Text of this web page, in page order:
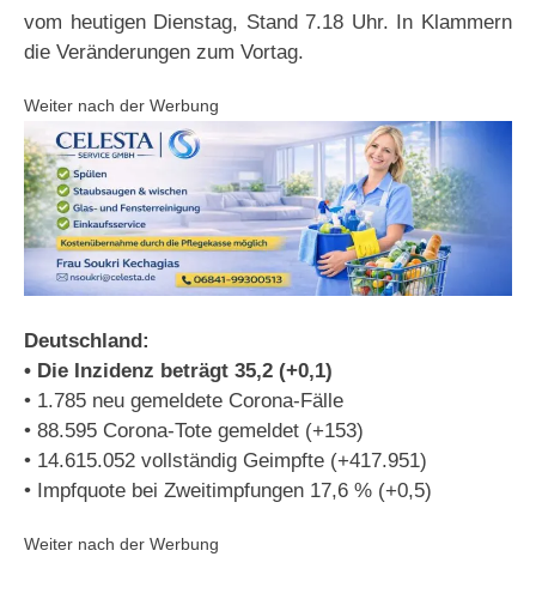
vom heutigen Dienstag, Stand 7.18 Uhr. In Klammern
die Veränderungen zum Vortag.
Weiter nach der Werbung
Deutschland:
• Die Inzidenz beträgt 35,2 (+0,1)
• 1.785 neu gemeldete Corona-Fälle
• 88.595 Corona-Tote gemeldet (+153)
• 14.615.052 vollständig Geimpfte (+417.951)
• Impfquote bei Zweitimpfungen 17,6 % (+0,5)
Weiter nach der Werbung